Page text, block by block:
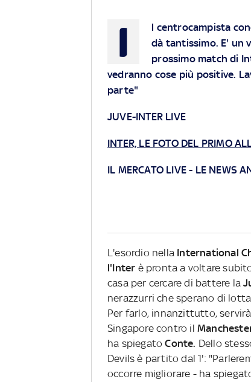
I
l centrocampista
dà tantissimo. E' un
prossimo match di
vedranno cose più positive.
parte"
JUVE-INTER LIVE
INTER, LE FOTO DEL PRIMO
IL MERCATO LIVE - LE NEWS
L'esordio nella International
l'Inter è pronta a voltare
casa per cercare di battere la
nerazzurri che sperano di
Per farlo, innanzittutto,
Singapore contro il
ha spiegato Conte. Dello
Devils è partito dal 1':
occorre migliorare - ha